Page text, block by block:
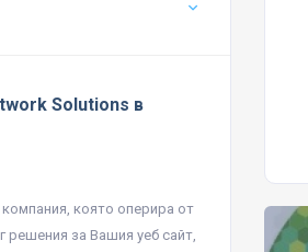
Solutions в
която оперира от
решения за Вашия уеб сайт,